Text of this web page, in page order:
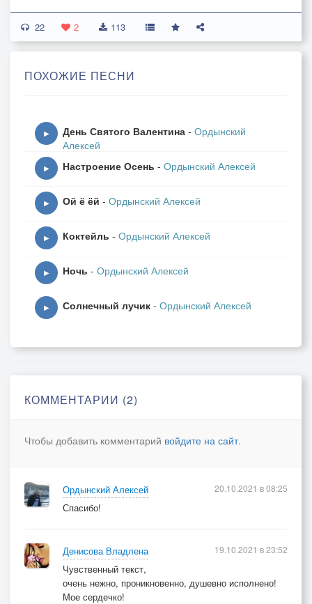
Но закончится влага,
Ты рукой эту каплю смахнёшь,
Я хочу, чтобы всё повторялось.
Заигравшимся с прядью волос,
Щекотать забавляясь,
Не поймёшь, отчего рассмеялась,
Но порывы стихают,
Ты вдохнёшь этот ветер,
Отражением, контуром в рост.
Но кто даст ответ на вопрос
Почему эту сказку,
22 2 113
ПОХОЖИЕ ПЕСНИ
▶ День Святого Валентина - Ордынский
Алексей
▶ Настроение Осень - Ордынский Алексей
▶ Ой ё ёй - Ордынский Алексей
▶ Коктейль - Ордынский Алексей
▶ Ночь - Ордынский Алексей
▶ Солнечный лучик - Ордынский Алексей
КОММЕНТАРИИ (2)
Чтобы добавить комментарий войдите на сайт.
Ордынский Алексей
Спасибо!
20.10.2021 в 08:25
Денисова Владлена
Чувственный текст,
очень нежно, проникновенно, душевно исполнено!
Мое сердечко!
19.10.2021 в 23:52